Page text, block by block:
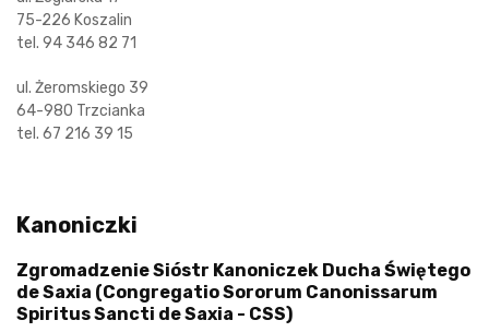
75-226 Koszalin
tel. 94 346 82 71
ul. Żeromskiego 39
64-980 Trzcianka
tel. 67 216 39 15
Kanoniczki
Zgromadzenie Sióstr Kanoniczek Ducha Świętego
de Saxia (Congregatio Sororum Canonissarum
Spiritus Sancti de Saxia - CSS)